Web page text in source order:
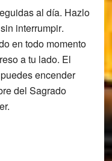
al día. Hazlo
interrumpir.
en todo momento
a tu lado. El
encender
del Sagrado